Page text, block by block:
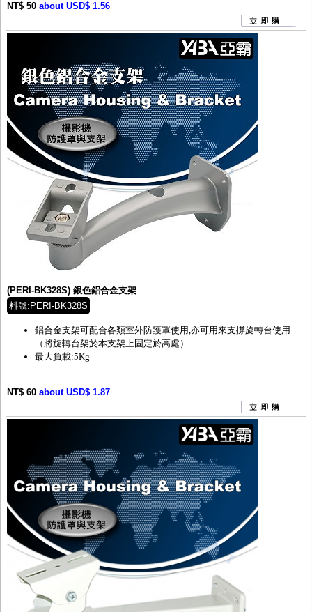
NT$ 50 about USD$ 1.56
(PERI-BK328S) 銀色鋁合金支架
料號:PERI-BK328S
鋁合金支架可配合各類室外防護罩使用,亦可用來支撐旋轉台使用
（將旋轉台架於本支架上固定於高處）
最大負載:5Kg
NT$ 60 about USD$ 1.87